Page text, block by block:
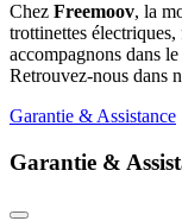
Chez Freemoov, la
trottinettes
accompagnons dans
Retrouvez-nous dans
Garantie & Assistance
Garantie &